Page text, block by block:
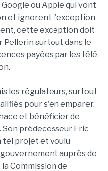
ou Apple qui vont
et ignorent l'exception
cette exception doit
Pellerin surtout dans le
payées par les télé
les régulateurs, surtout
pour s'en emparer.
et bénéficier de
Son prédecesseur Eric
tel projet et voulu
auprès de
Commission de